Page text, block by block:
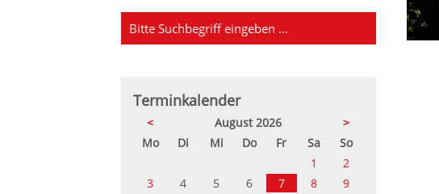
Terminkalender
< August 2026
>
MontagDi enstag
Mittwoch
Donnerstag
FreitagSamstag
Sonntag
1
2
3
4 5 6 7 8
9